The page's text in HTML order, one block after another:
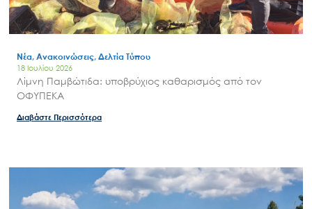
Νέα, Ανακοινώσεις, Δελτία Τύπου
18 Ιουλίου 2026
Λίμνη Παμβώτιδα: υποβρύχιος καθαρισμός από τον
ΟΦΥΠΕΚΑ
Διαβάστε Περισσότερα